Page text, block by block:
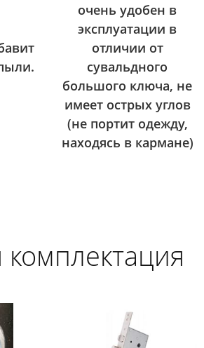
очень удобен в
эксплуатации в
отличии от
сувальдного
большого ключа, не
имеет острых углов
(не портит одежду,
находясь в кармане)